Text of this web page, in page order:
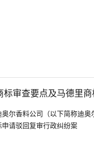
标审查要点及马德里
尔香料公司（以下简称迪
请驳回复审行政纠纷案